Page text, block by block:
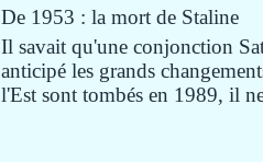
De 1953 : la mort de Staline
Il savait qu'une conjonction
anticipé les grands
l'Est sont tombés en 1989, il